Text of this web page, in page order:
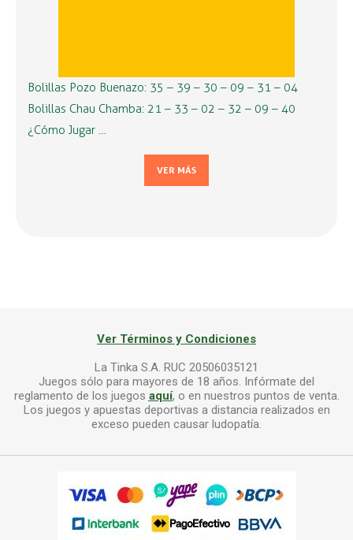
Bolillas Pozo Buenazo: 35 – 39 – 30 – 09 – 31 – 04
Bolillas Chau Chamba: 21 – 33 – 02 – 32 – 09 – 40
¿Cómo Jugar …
VER MÁS
Ver Términos y Condiciones
La Tinka S.A. RUC 20506035121
Juegos sólo para mayores de 18 años. Infórmate del
reglamento de los juegos aquí, o en nuestros puntos de venta.
Los juegos y apuestas deportivas a distancia realizados en
exceso pueden causar ludopatía.